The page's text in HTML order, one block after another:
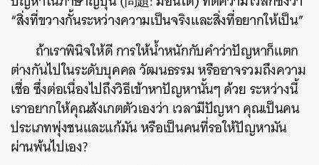
“สิ่งที่ขวางกั้นระหว่างความเป็นจริงและสิ่งที่อยากให้เป็น”
ถ้าเราพินิจให้ดี การให้น้ำหนักกับคำว่าปัญหาก็แตก
ต่างกันไปในระดับบุคคล วัฒนธรรม หรืออาจรวมถึงความ
เชื่อ ซึ่งต่อเนื่องไปถึงวิธีเข้าหาปัญหานั้นๆ ด้วย ระหว่างนี้
เราอยากให้คุณสังเกตตัวเองว่า เวลามีปัญหา คุณเป็นคน
ประเภทพุ่งชนและแก้มัน หรือเป็นคนที่รอให้ปัญหามัน
ผ่านพ้นไปเอง?